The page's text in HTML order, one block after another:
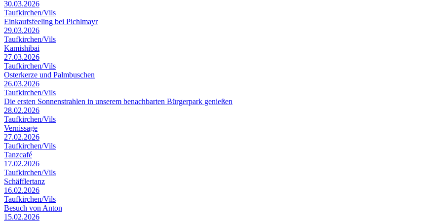
30.03.2026
Taufkirchen/Vils
Einkaufsfeeling bei Pichlmayr
29.03.2026
Taufkirchen/Vils
Kamishibai
27.03.2026
Taufkirchen/Vils
Osterkerze und Palmbuschen
26.03.2026
Taufkirchen/Vils
Die ersten Sonnenstrahlen in unserem benachbarten Bürgerpark genießen
28.02.2026
Taufkirchen/Vils
Vernissage
27.02.2026
Taufkirchen/Vils
Tanzcafé
17.02.2026
Taufkirchen/Vils
Schäfflertanz
16.02.2026
Taufkirchen/Vils
Besuch von Anton
15.02.2026